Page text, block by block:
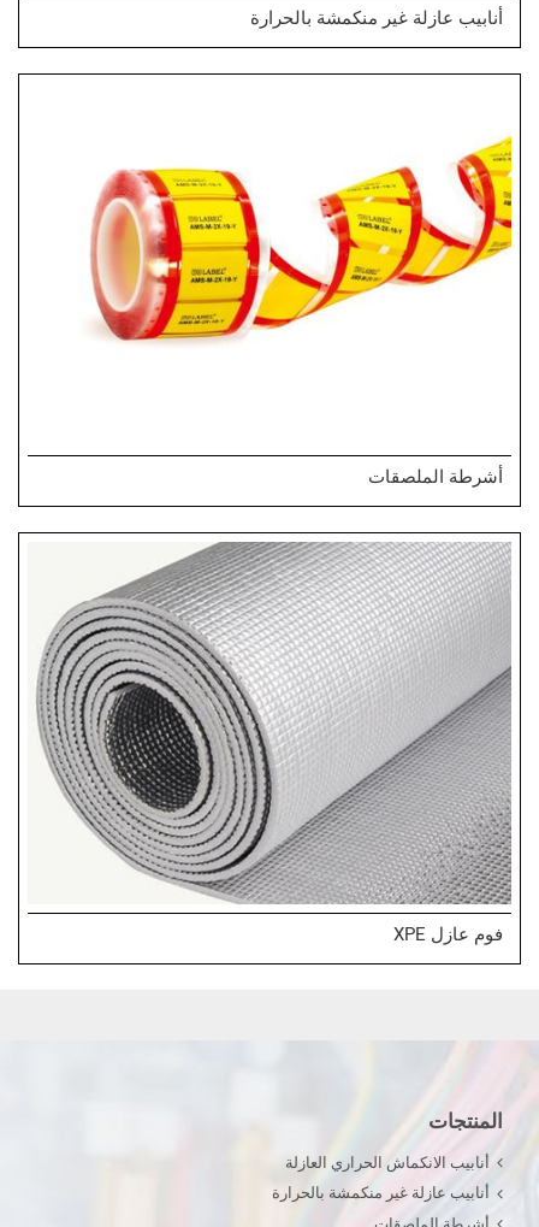
أنابيب عازلة غير منكمشة بالحرارة
أشرطة الملصقات
فوم عازل XPE
المنتجات
أنابيب الانكماش الحراري العازلة
أنابيب عازلة غير منكمشة بالحرارة